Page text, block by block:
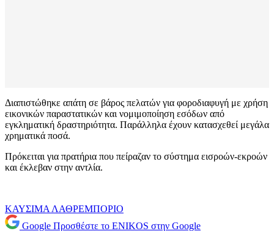
Διαπιστώθηκε απάτη σε βάρος πελατών για φοροδιαφυγή με χρήση
εικονικών παραστατικών και νομιμοποίηση εσόδων από
εγκληματική δραστηριότητα. Παράλληλα έχουν κατασχεθεί μεγάλα
χρηματικά ποσά.
Πρόκειται για πρατήρια που πείραζαν το σύστημα εισροών-εκροών
και έκλεβαν στην αντλία.
ΚΑΥΣΙΜΑ ΛΑΘΡΕΜΠΟΡΙΟ
Google Προσθέστε το ENIKOS στην Google